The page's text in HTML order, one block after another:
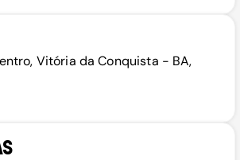
Vitória da Conquista - BA,